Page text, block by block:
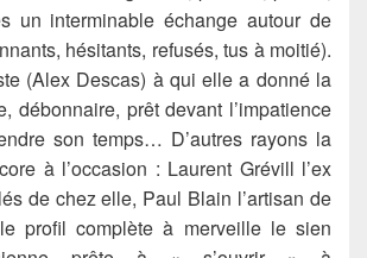
un interminable échange autour de
hésitants, refusés, tus à moitié).
(Alex Descas) à qui elle a donné la
débonnaire, prêt devant l’impatience
son temps… D’autres rayons la
à l’occasion : Laurent Grévill l’ex
de chez elle, Paul Blain l’artisan de
profil complète à merveille le sien